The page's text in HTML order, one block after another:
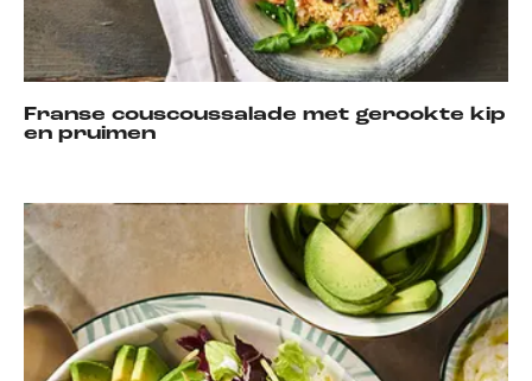
Franse couscoussalade met gerookte kip
en pruimen